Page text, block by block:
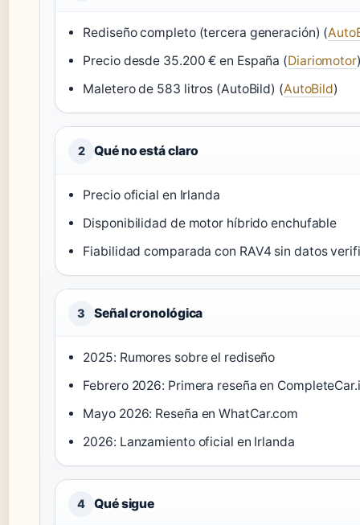
Rediseño completo (tercera generación) (
Precio desde 35.200 € en España (Diariomotor
Maletero de 583 litros (AutoBild) (AutoBild)
2 Qué no está claro
Precio oficial en Irlanda
Disponibilidad de motor híbrido enchufable
Fiabilidad comparada con RAV4 sin datos
3 Señal cronológica
2025: Rumores sobre el rediseño
Febrero 2026: Primera reseña en
Mayo 2026: Reseña en WhatCar.com
2026: Lanzamiento oficial en Irlanda
4 Qué sigue